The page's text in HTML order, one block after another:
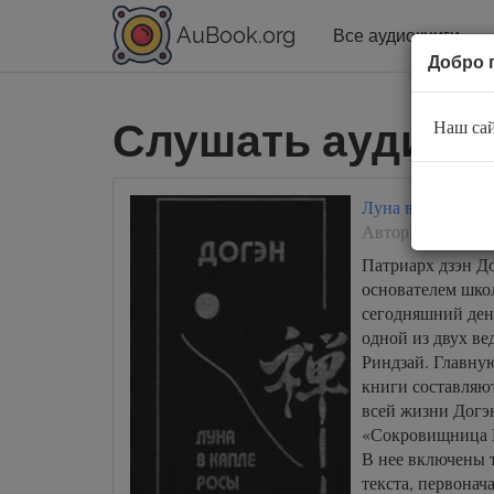
AuBook.org Все аудиокниги
Слушать
Луна в капле росы
Автор:
Патриарх дзэн
основателем
сегодняшний
одной из двух
Риндзай.
книги
всей жизни
«Сокровищница
В нее включены
текста,
Добро
Наш